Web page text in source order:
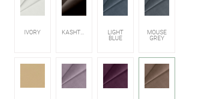
IVORY KASHTAN
LIGHT
BLUE
MOUSE
GREY